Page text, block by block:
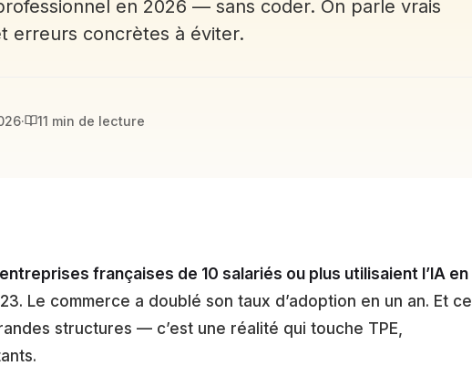
en 2026 — sans coder. On parle vrais
erreurs concrètes à éviter.
· 11 min de lecture
françaises de 10 salariés ou plus utilisaient l’IA en
Le commerce a doublé son taux d’adoption en un an. Et ce
structures — c’est une réalité qui touche TPE,